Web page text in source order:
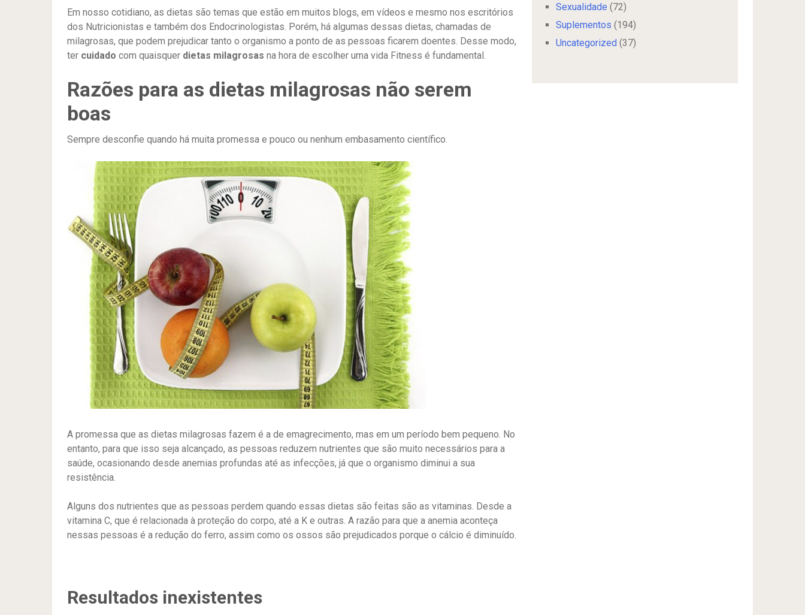
Em nosso cotidiano, as dietas são temas que estão em muitos blogs, em vídeos e mesmo nos escritórios
dos Nutricionistas e também dos Endocrinologistas. Porém, há algumas dessas dietas, chamadas de
milagrosas, que podem prejudicar tanto o organismo a ponto de as pessoas ficarem doentes. Desse modo,
ter cuidado com quaisquer dietas milagrosas na hora de escolher uma vida Fitness é fundamental.
Razões para as dietas milagrosas não serem
boas
Sempre desconfie quando há muita promessa e pouco ou nenhum embasamento científico.
A promessa que as dietas milagrosas fazem é a de emagrecimento, mas em um período bem pequeno. No
entanto, para que isso seja alcançado, as pessoas reduzem nutrientes que são muito necessários para a
saúde, ocasionando desde anemias profundas até as infecções, já que o organismo diminui a sua
resistência.
Alguns dos nutrientes que as pessoas perdem quando essas dietas são feitas são as vitaminas. Desde a
vitamina C, que é relacionada à proteção do corpo, até a K e outras. A razão para que a anemia aconteça
nessas pessoas é a redução do ferro, assim como os ossos são prejudicados porque o cálcio é diminuído.
Resultados inexistentes
Sexualidade (72)
Suplementos (194)
Uncategorized (37)